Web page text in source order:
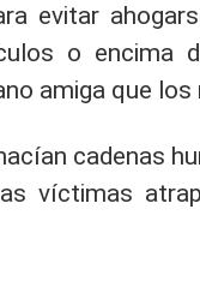
evitar
o encima
amiga que los
cadenas
víctimas